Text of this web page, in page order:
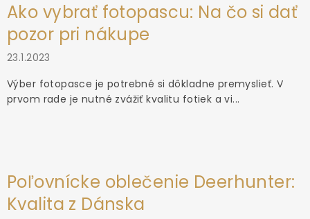
Ako vybrať fotopascu: Na čo si dať
pozor pri nákupe
23.1.2023
Výber fotopasce je potrebné si dôkladne premyslieť. V
prvom rade je nutné zvážiť kvalitu fotiek a vi...
Poľovnícke oblečenie Deerhunter:
Kvalita z Dánska